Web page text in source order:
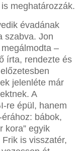
meghatározzák.
évadának
szabva. Jon
–
írta, rendezte és
jelenléte már
A
re épül, hanem
bábok,
kora” egyik
is visszatér,